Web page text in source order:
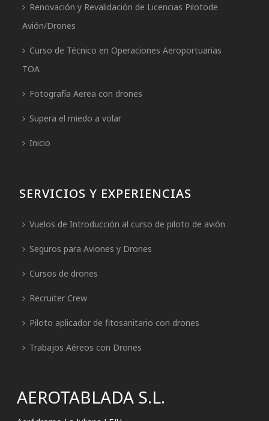
Renovación y Revalidación de Licencias Pilotode
Avión/Drones
Curso de Técnico en Operaciones Aeroportuarias
TOA
Fotografía Aerea con drones
Supera el miedo a volar
Inicio
SERVICIOS Y EXPERIENCIAS
Vuelos de Introducción al curso de piloto de avión
Seguros para Aviones y Drones
Cursos de drones
Recruiter Crew
Piloto aplicador de fitosanitario con drones
Trabajos Aéreos con Drones
AEROTABLADA S.L.